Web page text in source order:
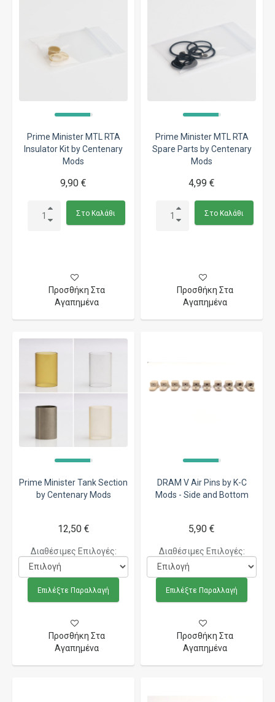
Prime Minister MTL RTA
Insulator Kit by Centenary
Mods
9,90 €
Στο Καλάθι
Προσθήκη Στα
Αγαπημένα
Prime Minister MTL RTA
Spare Parts by Centenary
Mods
4,99 €
Στο Καλάθι
Προσθήκη Στα
Αγαπημένα
Prime Minister Tank Section
by Centenary Mods
12,50 €
Διαθέσιμες Επιλογές:
Επιλέξτε Παραλλαγή
Προσθήκη Στα
Αγαπημένα
DRAM V Air Pins by K-C
Mods - Side and Bottom
5,90 €
Διαθέσιμες Επιλογές:
Επιλέξτε Παραλλαγή
Προσθήκη Στα
Αγαπημένα